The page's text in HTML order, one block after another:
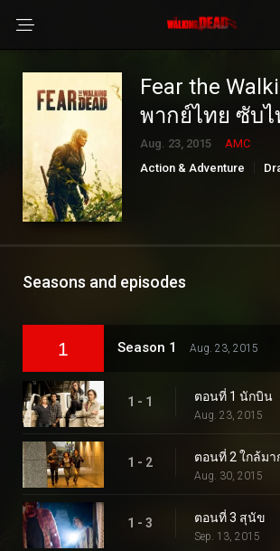
Fear the
พากย์ไทย ซับไ
Aug. 23, 2015
AMC
Action & Adventure
Seasons and episodes
1 Season 1 Aug. 23, 2015
1 - 1 ตอนที่ 1 นักบิน
Aug. 23, 2015
1 - 2 ตอนที่ 2 ใกล้มา
Aug. 30, 2015
1 - 3 ตอนที่ 3 สุนัข
Sep. 13, 2015